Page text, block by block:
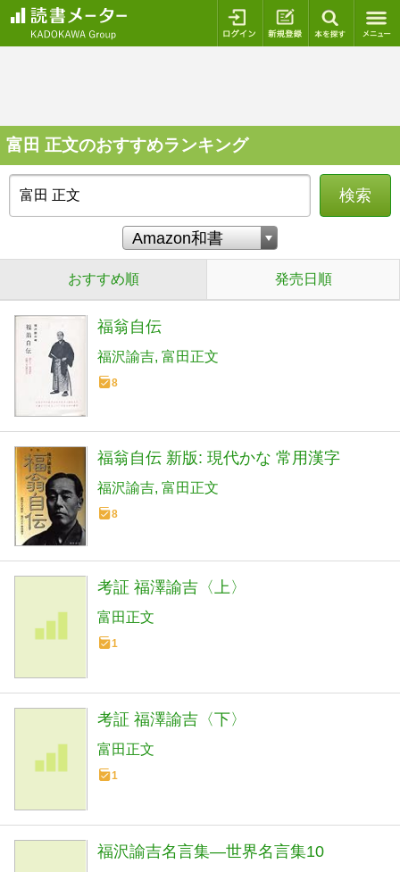
ログイン 新規登録
富田 正文のおすすめランキング
検索
おすすめ順 発売日順
福翁自伝
福沢諭吉 富田正文
8
福翁自伝 新版: 現代かな 常用漢字
福沢諭吉 富田正文
8
考証 福澤諭吉〈上〉
富田正文
1
考証 福澤諭吉〈下〉
富田正文
1
福沢諭吉名言集―世界名言集10